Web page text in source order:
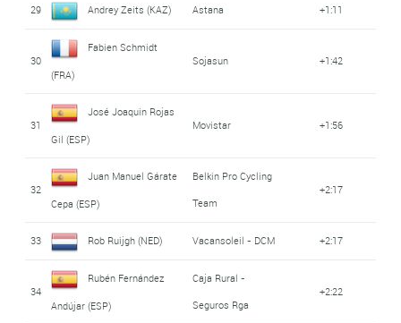
29 Andrey Zeits (KAZ) Astana +1:11
30
Fabien Schmidt
(FRA)
Sojasun +1:42
31
José Joaquin Rojas
Gil (ESP)
Movistar +1:56
32
Juan Manuel Gárate
Cepa (ESP)
Belkin Pro Cycling
Team
+2:17
33 Rob Ruijgh (NED) Vacansoleil - DCM +2:17
34
Rubén Fernández
Andújar (ESP)
Caja Rural -
Seguros Rga
+2:22